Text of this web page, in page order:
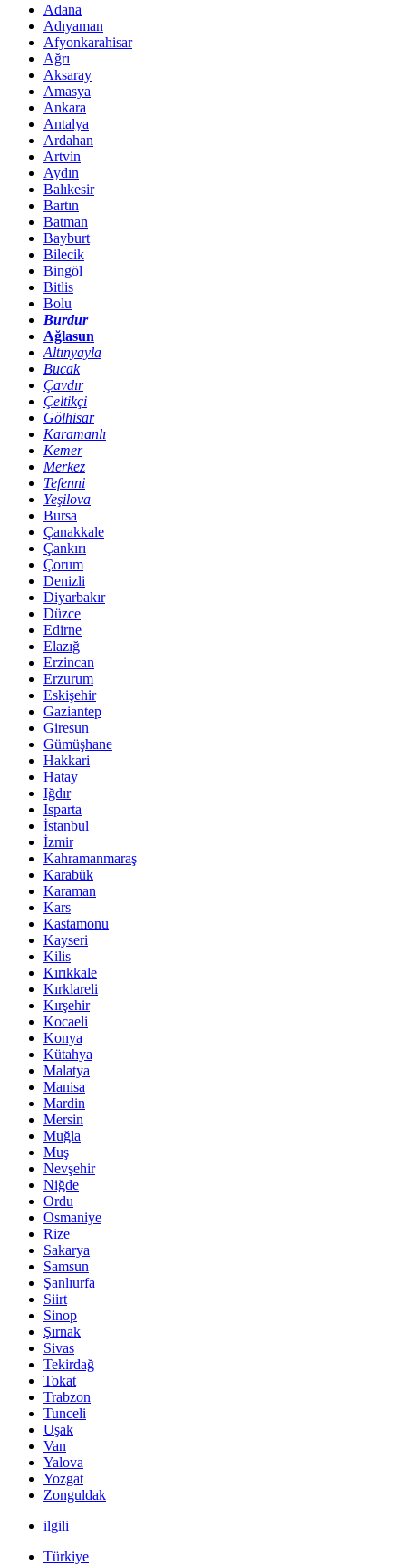
Adana
Adıyaman
Afyonkarahisar
Ağrı
Aksaray
Amasya
Ankara
Antalya
Ardahan
Artvin
Aydın
Balıkesir
Bartın
Batman
Bayburt
Bilecik
Bingöl
Bitlis
Bolu
Burdur
Ağlasun
Altınyayla
Bucak
Çavdır
Çeltikçi
Gölhisar
Karamanlı
Kemer
Merkez
Tefenni
Yeşilova
Bursa
Çanakkale
Çankırı
Çorum
Denizli
Diyarbakır
Düzce
Edirne
Elazığ
Erzincan
Erzurum
Eskişehir
Gaziantep
Giresun
Gümüşhane
Hakkari
Hatay
Iğdır
Isparta
İstanbul
İzmir
Kahramanmaraş
Karabük
Karaman
Kars
Kastamonu
Kayseri
Kilis
Kırıkkale
Kırklareli
Kırşehir
Kocaeli
Konya
Kütahya
Malatya
Manisa
Mardin
Mersin
Muğla
Muş
Nevşehir
Niğde
Ordu
Osmaniye
Rize
Sakarya
Samsun
Şanlıurfa
Siirt
Sinop
Şırnak
Sivas
Tekirdağ
Tokat
Trabzon
Tunceli
Uşak
Van
Yalova
Yozgat
Zonguldak
ilgili
Türkiye